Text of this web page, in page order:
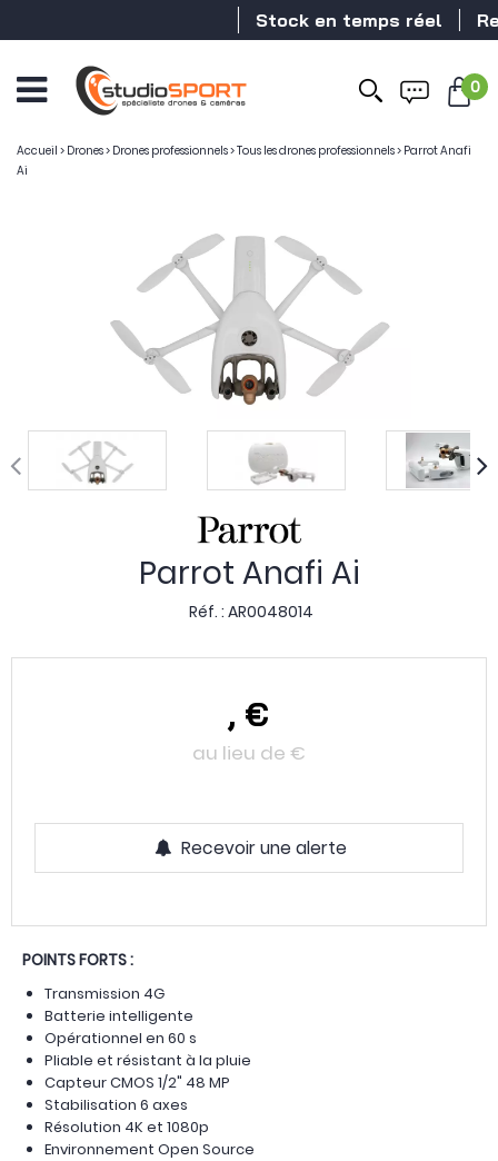
Stock en temps réel
menu
0
Accueil > Drones> Drones professionnels>Tous les drones professionnels> Parrot Anafi
Ai
Parrot Anafi Ai
Réf. : AR0048014
, €
au lieu de €
Recevoir une alerte
POINTS FORTS :
Transmission 4G
Batterie intelligente
Opérationnel en 60 s
Pliable et résistant à la pluie
Capteur CMOS 1/2" 48 MP
Stabilisation 6 axes
Résolution 4K et 1080p
Environnement Open Source